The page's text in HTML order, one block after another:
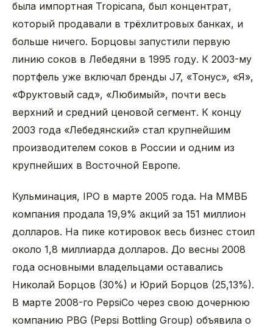
была импортная Tropicana, был концентрат,
который продавали в трёхлитровых банках, и
больше ничего. Борцовы запустили первую
линию соков в Лебедяни в 1995 году. К 2003-му
портфель уже включал бренды J7, «Тонус», «Я»,
«Фруктовый сад», «Любимый», почти весь
верхний и средний ценовой сегмент. К концу
2003 года «Лебедянский» стал крупнейшим
производителем соков в России и одним из
крупнейших в Восточной Европе.
Кульминация, IPO в марте 2005 года. На ММВБ
компания продала 19,9% акций за 151 миллион
долларов. На пике котировок весь бизнес стоил
около 1,8 миллиарда долларов. До весны 2008
года основными владельцами оставались
Николай Борцов (30%) и Юрий Борцов (25,13%).
В марте 2008-го PepsiCo через свою дочернюю
компанию PBG (Pepsi Bottling Group) объявила о